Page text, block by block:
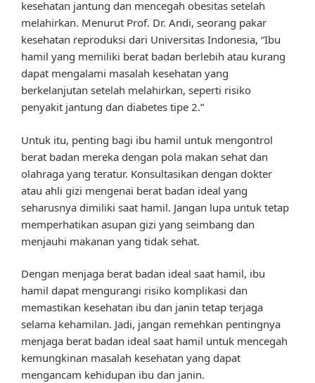
kesehatan jantung dan mencegah obesitas setelah
melahirkan. Menurut Prof. Dr. Andi, seorang pakar
kesehatan reproduksi dari Universitas Indonesia, “Ibu
hamil yang memiliki berat badan berlebih atau kurang
dapat mengalami masalah kesehatan yang
berkelanjutan setelah melahirkan, seperti risiko
penyakit jantung dan diabetes tipe 2.”
Untuk itu, penting bagi ibu hamil untuk mengontrol
berat badan mereka dengan pola makan sehat dan
olahraga yang teratur. Konsultasikan dengan dokter
atau ahli gizi mengenai berat badan ideal yang
seharusnya dimiliki saat hamil. Jangan lupa untuk tetap
memperhatikan asupan gizi yang seimbang dan
menjauhi makanan yang tidak sehat.
Dengan menjaga berat badan ideal saat hamil, ibu
hamil dapat mengurangi risiko komplikasi dan
memastikan kesehatan ibu dan janin tetap terjaga
selama kehamilan. Jadi, jangan remehkan pentingnya
menjaga berat badan ideal saat hamil untuk mencegah
kemungkinan masalah kesehatan yang dapat
mengancam kehidupan ibu dan janin.